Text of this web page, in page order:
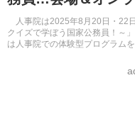
人事院は2025年8月20日・22
クイズで学ぼう国家公務員！～
は人事院での体験型プログラム